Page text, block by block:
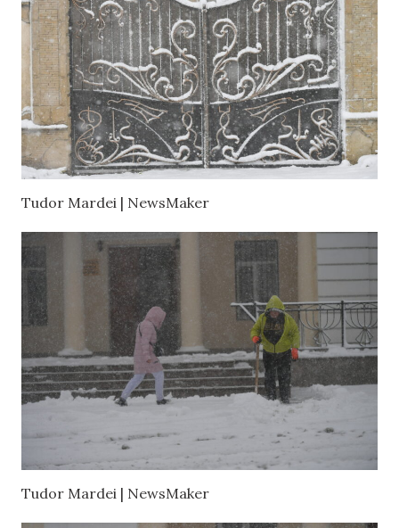
Tudor Mardei | NewsMaker
Tudor Mardei | NewsMaker